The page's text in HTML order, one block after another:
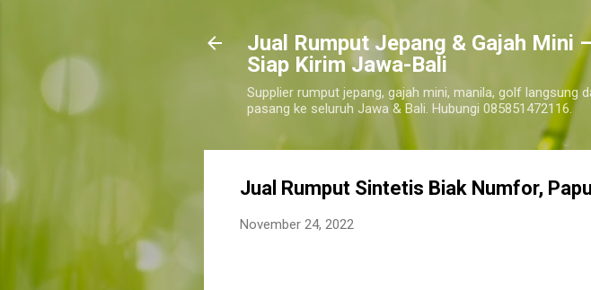
Langsung
​Jual Rumput Jepang & Gajah Mini
Siap Kirim Jawa-Bali
Supplier rumput jepang, gajah mini, manila, golf langsung
pasang ke seluruh Jawa & Bali. Hubungi 085851472116.
Jual Rumput Sintetis Biak Numfor,
November 24, 2022